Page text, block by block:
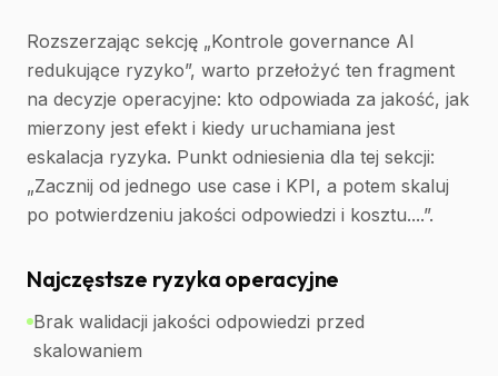
Rozszerzając sekcję „Kontrole governance AI
redukujące ryzyko”, warto przełożyć ten fragment
na decyzje operacyjne: kto odpowiada za jakość, jak
mierzony jest efekt i kiedy uruchamiana jest
eskalacja ryzyka. Punkt odniesienia dla tej sekcji:
„Zacznij od jednego use case i KPI, a potem skaluj
po potwierdzeniu jakości odpowiedzi i kosztu....”.
Najczęstsze ryzyka operacyjne
Brak walidacji jakości odpowiedzi przed
skalowaniem